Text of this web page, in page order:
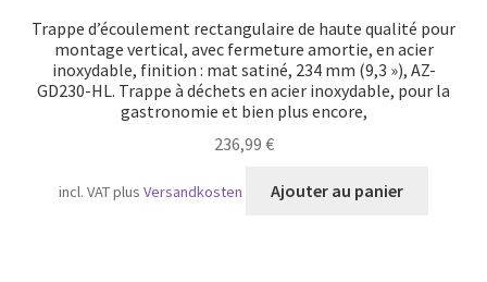
Trappe d’écoulement rectangulaire de haute qualité pour
montage vertical, avec fermeture amortie, en acier
inoxydable, finition : mat satiné, 234 mm (9,3 »), AZ-
GD230-HL. Trappe à déchets en acier inoxydable, pour la
gastronomie et bien plus encore,
236,99 €
incl. VATplusVersandkosten Ajouter au panier